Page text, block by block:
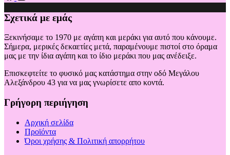
Σχετικά με εμάς
Ξεκινήσαμε το 1970 με αγάπη και μεράκι για αυτό που κάνουμε.
Σήμερα, μερικές δεκαετίες μετά, παραμένουμε πιστοί στο όραμα
μας με την ίδια αγάπη και το ίδιο μεράκι που μας ανέδειξε.
Επισκεφτείτε το φυσικό μας κατάστημα στην οδό Μεγάλου
Αλεξάνδρου 43 για να μας γνωρίσετε απο κοντά.
Γρήγορη περιήγηση
Αρχική σελίδα
Προϊόντα
Όροι χρήσης & Πολιτική απορρήτου